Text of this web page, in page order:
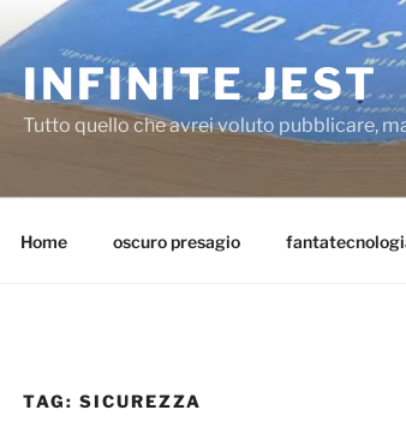
INFINITE JEST
Tutto quello che avrei voluto pubblicare,
Home oscuro presagio
TAG: SICUREZZA